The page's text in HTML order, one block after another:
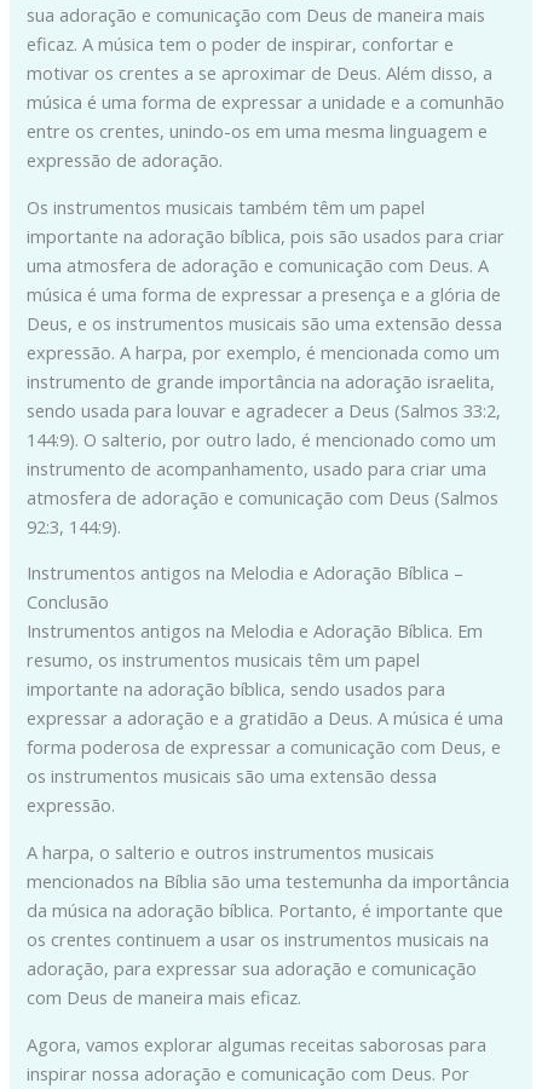
sua adoração e comunicação com Deus de maneira mais
eficaz. A música tem o poder de inspirar, confortar e
motivar os crentes a se aproximar de Deus. Além disso, a
música é uma forma de expressar a unidade e a comunhão
entre os crentes, unindo-os em uma mesma linguagem e
expressão de adoração.
Os instrumentos musicais também têm um papel
importante na adoração bíblica, pois são usados para criar
uma atmosfera de adoração e comunicação com Deus. A
música é uma forma de expressar a presença e a glória de
Deus, e os instrumentos musicais são uma extensão dessa
expressão. A harpa, por exemplo, é mencionada como um
instrumento de grande importância na adoração israelita,
sendo usada para louvar e agradecer a Deus (Salmos 33:2,
144:9). O salterio, por outro lado, é mencionado como um
instrumento de acompanhamento, usado para criar uma
atmosfera de adoração e comunicação com Deus (Salmos
92:3, 144:9).
Instrumentos antigos na Melodia e Adoração Bíblica –
Conclusão
Instrumentos antigos na Melodia e Adoração Bíblica. Em
resumo, os instrumentos musicais têm um papel
importante na adoração bíblica, sendo usados para
expressar a adoração e a gratidão a Deus. A música é uma
forma poderosa de expressar a comunicação com Deus, e
os instrumentos musicais são uma extensão dessa
expressão.
A harpa, o salterio e outros instrumentos musicais
mencionados na Bíblia são uma testemunha da importância
da música na adoração bíblica. Portanto, é importante que
os crentes continuem a usar os instrumentos musicais na
adoração, para expressar sua adoração e comunicação
com Deus de maneira mais eficaz.
Agora, vamos explorar algumas receitas saborosas para
inspirar nossa adoração e comunicação com Deus. Por